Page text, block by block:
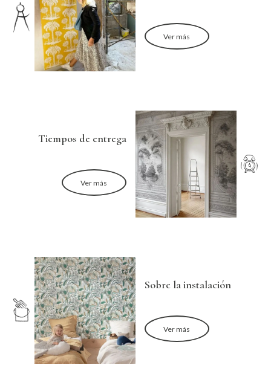
Ver más
Tiempos de entrega
Ver más
Sobre la instalación
Ver más